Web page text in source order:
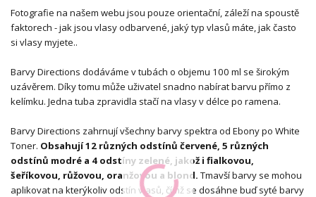
Fotografie na našem webu jsou pouze orientační, záleží na spoustě
faktorech - jak jsou vlasy odbarvené, jaký typ vlasů máte, jak často
si vlasy myjete..
Barvy Directions dodáváme v tubách o objemu 100 ml se širokým
uzávěrem. Díky tomu může uživatel snadno nabírat barvu přímo z
kelímku. Jedna tuba zpravidla stačí na vlasy v délce po ramena.
Barvy Directions zahrnují všechny barvy spektra od Ebony po White
Toner. Obsahují 12 různých odstínů červené, 5 různých
odstínů modré a 4 odstíny zelené, jakož i fialkovou,
šeříkovou, růžovou, oranžovou a blond. Tmavší barvy se mohou
aplikovat na kterýkoliv odstín vlasů, čímž se dosáhne buď syté barvy